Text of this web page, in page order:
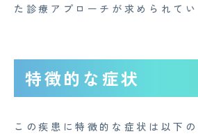
た診療アプローチが求められてい
特徴的な症状
この疾患に特徴的な症状は以下の